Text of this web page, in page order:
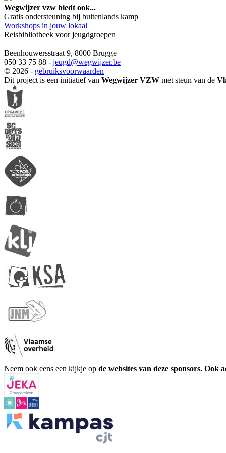
Wegwijzer vzw biedt ook...
Gratis ondersteuning bij buitenlands kamp
Workshops in jouw lokaal
Reisbibliotheek voor jeugdgroepen
Beenhouwersstraat 9, 8000 Brugge
050 33 75 88 - jeugd@wegwijzer.be
© 2026 - gebruiksvoorwaarden
Dit project is een initiatief van Wegwijzer VZW met steun van de
Neem ook eens een kijkje op de websites van deze sponsors. Ook